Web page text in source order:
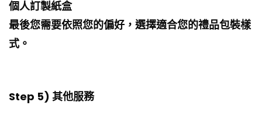
個人訂製紙盒
最後您需要依照您的偏好，選擇適合您的禮品包裝樣
式。
Step 5) 其他服務